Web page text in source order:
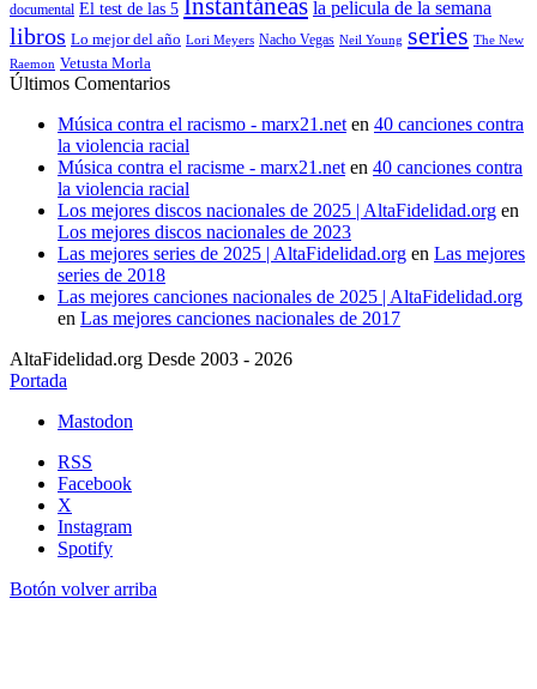
documental El test de las 5 Instantáneas la pelicula de la semana
libros Lo mejor del año Lori Meyers Nacho Vegas Neil Young series The New
Raemon Vetusta Morla
Últimos Comentarios
Música contra el racismo - marx21.neten 40 canciones contra
la violencia racial
Música contra el racisme - marx21.neten 40 canciones contra
la violencia racial
Los mejores discos nacionales de 2025 | AltaFidelidad.org en
Los mejores discos nacionales de 2023
Las mejores series de 2025 | AltaFidelidad.org en Las mejores
series de 2018
Las mejores canciones nacionales de 2025 | AltaFidelidad.org
en Las mejores canciones nacionales de 2017
AltaFidelidad.org Desde 2003 - 2026
Portada
Mastodon
RSS
Facebook
X
Instagram
Spotify
Botón volver arriba